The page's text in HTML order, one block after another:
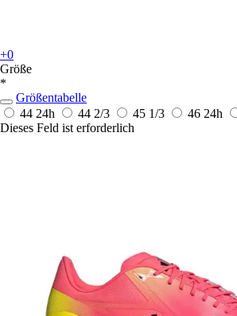
+0
Größe
*
Größentabelle
44 24h 44 2/3 45 1/3 46 24h
Dieses Feld ist erforderlich